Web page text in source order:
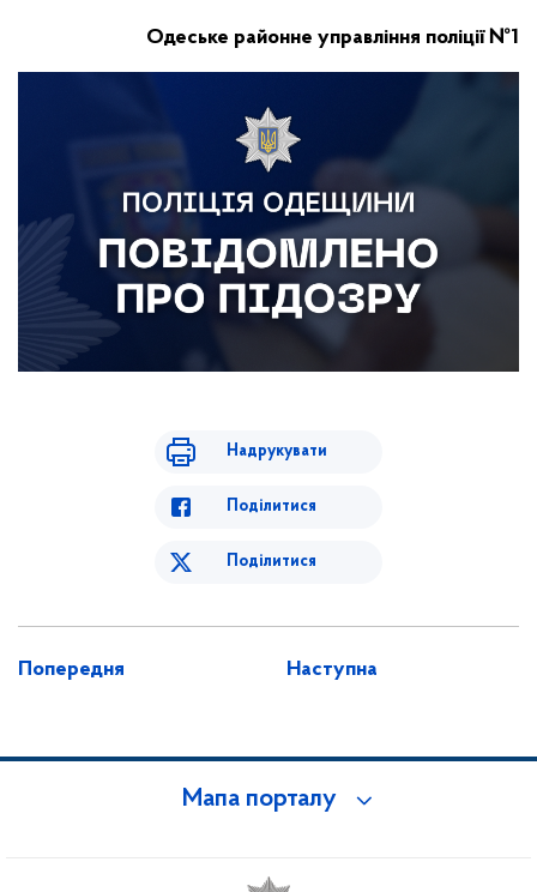
Одеське районне управління поліції №1
Надрукувати
Поділитися
Поділитися
Попередня Наступна
Мапа порталу